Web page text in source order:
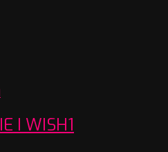
I WISH1